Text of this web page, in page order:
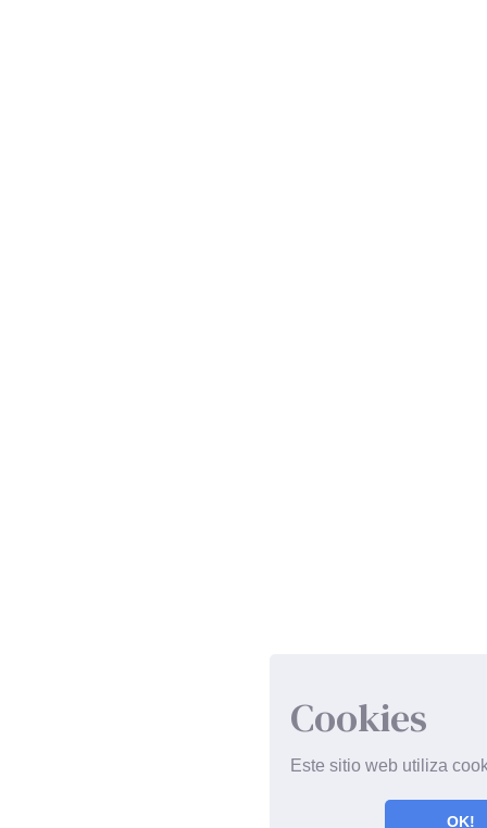
Cookies
Este sitio web utiliza
OK!